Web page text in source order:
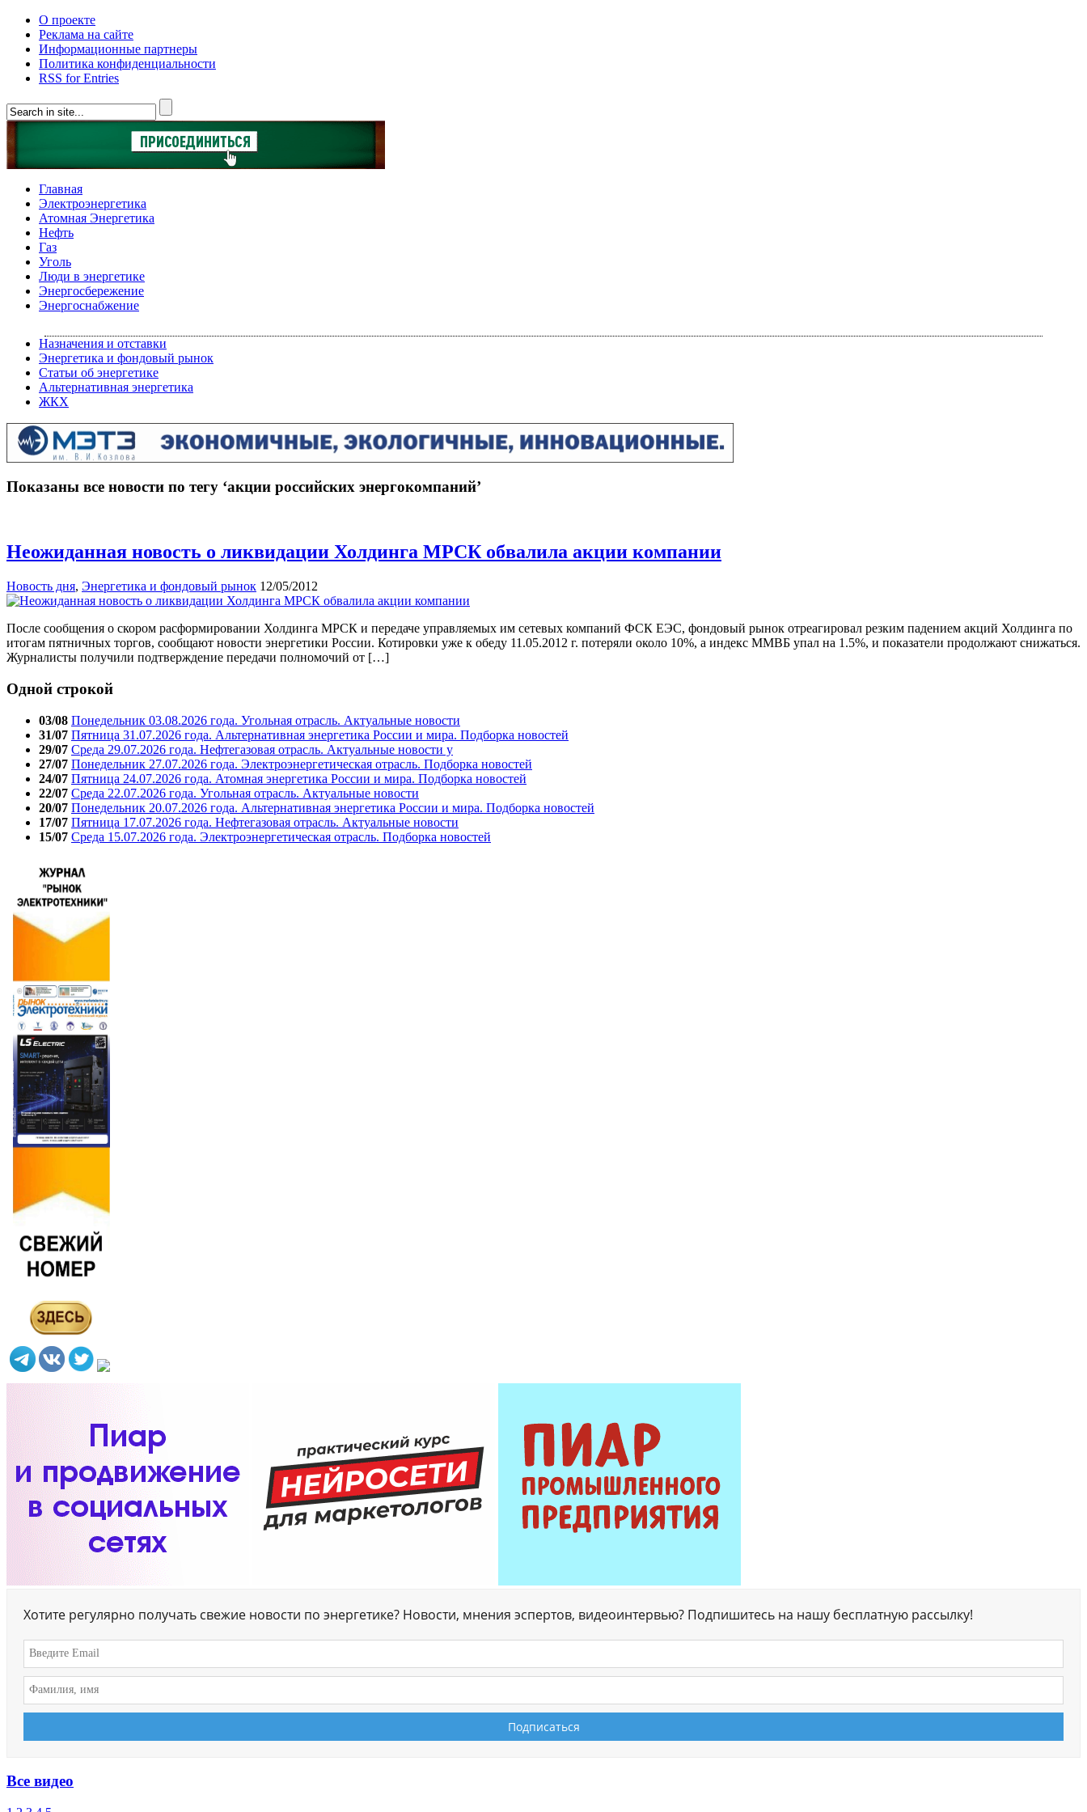
О проекте
Реклама на сайте
Информационные партнеры
Политика конфиденциальности
RSS for Entries
Главная
Электроэнергетика
Атомная Энергетика
Нефть
Газ
Уголь
Люди в энергетике
Энергосбережение
Энергоснабжение
Назначения и отставки
Энергетика и фондовый рынок
Статьи об энергетике
Альтернативная энергетика
ЖКХ
Показаны все новости по тегу ‘акции российских энергокомпаний’
Неожиданная новость о ликвидации Холдинга МРСК обвалила акции компании
Новость дня, Энергетика и фондовый рынок 12/05/2012
После сообщения о скором расформировании Холдинга МРСК и передаче управляемых им сетевых компаний ФСК ЕЭС, фондовый рынок отреагировал резким падением акций Холдинга по
итогам пятничных торгов, сообщают новости энергетики России. Котировки уже к обеду 11.05.2012 г. потеряли около 10%, а индекс ММВБ упал на 1.5%, и показатели продолжают снижаться.
Журналисты получили подтверждение передачи полномочий от […]
Одной строкой
03/08 Понедельник 03.08.2026 года. Угольная отрасль. Актуальные новости
31/07 Пятница 31.07.2026 года. Альтернативная энергетика России и мира. Подборка новостей
29/07 Среда 29.07.2026 года. Нефтегазовая отрасль. Актуальные новости у
27/07 Понедельник 27.07.2026 года. Электроэнергетическая отрасль. Подборка новостей
24/07 Пятница 24.07.2026 года. Атомная энергетика России и мира. Подборка новостей
22/07 Среда 22.07.2026 года. Угольная отрасль. Актуальные новости
20/07 Понедельник 20.07.2026 года. Альтернативная энергетика России и мира. Подборка новостей
17/07 Пятница 17.07.2026 года. Нефтегазовая отрасль. Актуальные новости
15/07 Среда 15.07.2026 года. Электроэнергетическая отрасль. Подборка новостей
Хотите регулярно получать свежие новости по энергетике? Новости, мнения эспертов, видеоинтервью? Подпишитесь на нашу бесплатную рассылку!
Все видео